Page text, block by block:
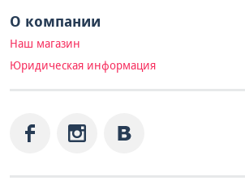
О компании
Наш магазин
Юридическая информация